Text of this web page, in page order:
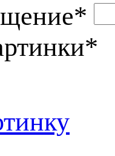
*
*